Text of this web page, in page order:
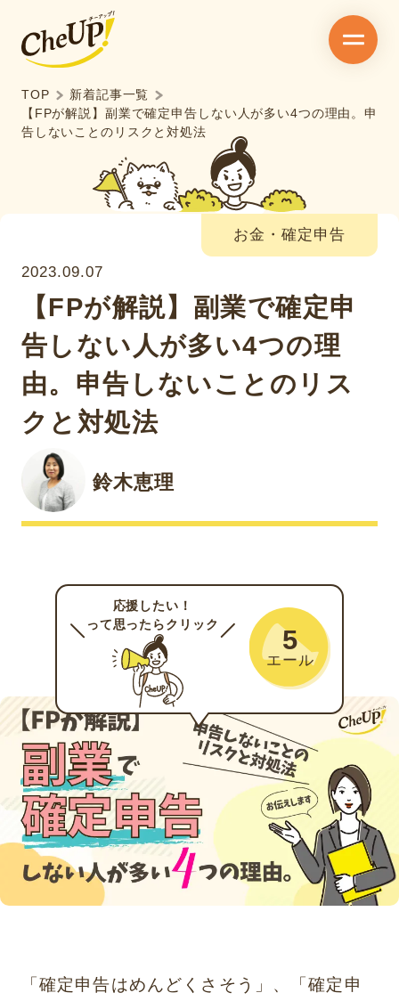
TOP
新着記事一覧
【FPが解説】副業で確定申告しない人が多い4つの理由。申
告しないことのリスクと対処法
お金・確定申告
2023.09.07
【FPが解説】副業で確定申
告しない人が多い4つの理
由。申告しないことのリス
クと対処法
鈴木恵理
応援したい！
って思ったらクリック
5
エール
「確定申告はめんどくさそう」、「確定申